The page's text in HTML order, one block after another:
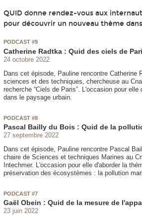
QUID donne rendez-vous aux
pour découvrir un nouveau thème
PODCAST #9
Catherine Radtka : Quid des ciels de
24 octobre 2022
Dans cet épisode, Pauline rencontre Catherine
sciences et des techniques, chercheuse au
recherche “Ciels de Paris”. L'occasion pour
dans le paysage urbain.
PODCAST #8
Pascal Bailly du Bois : Quid de la
27 septembre 2022
Dans cet épisode, Pauline rencontre Pascal
chaire de Sciences et techniques Marines au
Intechmer. L'occasion pour elle d'aborder la
préservation des écosystèmes : la pollution
PODCAST #7
Gaël Obein : Quid de la mesure de
23 juin 2022